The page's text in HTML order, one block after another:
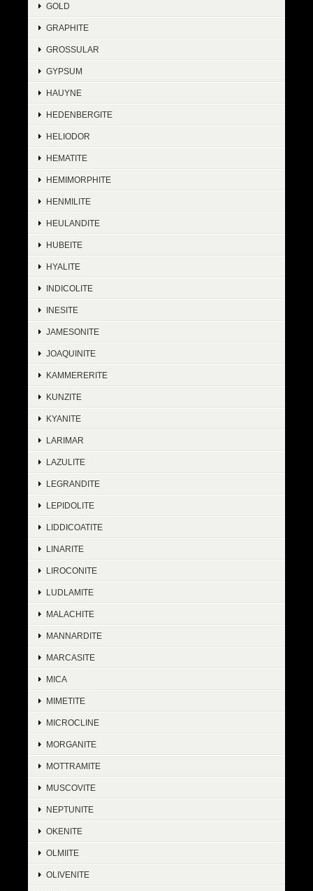
GOLD
GRAPHITE
GROSSULAR
GYPSUM
HAUYNE
HEDENBERGITE
HELIODOR
HEMATITE
HEMIMORPHITE
HENMILITE
HEULANDITE
HUBEITE
HYALITE
INDICOLITE
INESITE
JAMESONITE
JOAQUINITE
KAMMERERITE
KUNZITE
KYANITE
LARIMAR
LAZULITE
LEGRANDITE
LEPIDOLITE
LIDDICOATITE
LINARITE
LIROCONITE
LUDLAMITE
MALACHITE
MANNARDITE
MARCASITE
MICA
MIMETITE
MICROCLINE
MORGANITE
MOTTRAMITE
MUSCOVITE
NEPTUNITE
OKENITE
OLMIITE
OLIVENITE